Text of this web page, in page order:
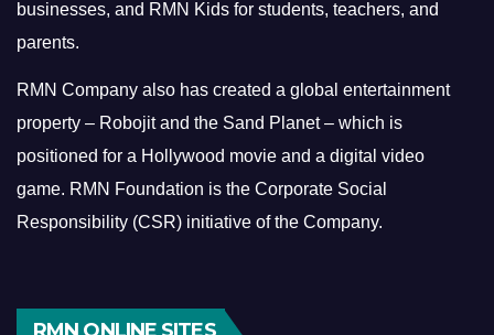
businesses, and RMN Kids for students, teachers, and
parents.
RMN Company also has created a global entertainment
property – Robojit and the Sand Planet – which is
positioned for a Hollywood movie and a digital video
game. RMN Foundation is the Corporate Social
Responsibility (CSR) initiative of the Company.